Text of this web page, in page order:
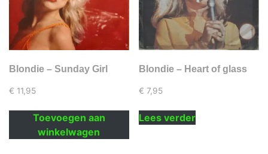
Blondie – Sunday Girl
€ 11,95
Toevoegen aan
winkelwagen
Blondie – Heart of glass
€ 7,95
Lees verder